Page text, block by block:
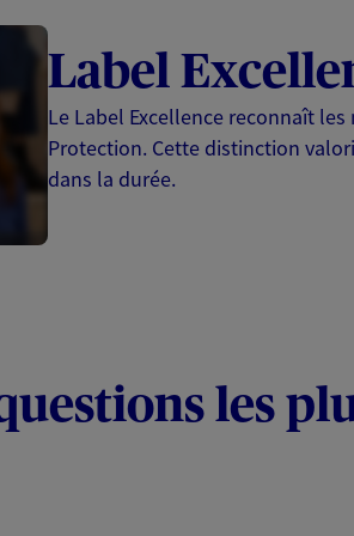
Label
Le Label Excellence reconnaît
Protection. Cette distinction
dans la durée.
les